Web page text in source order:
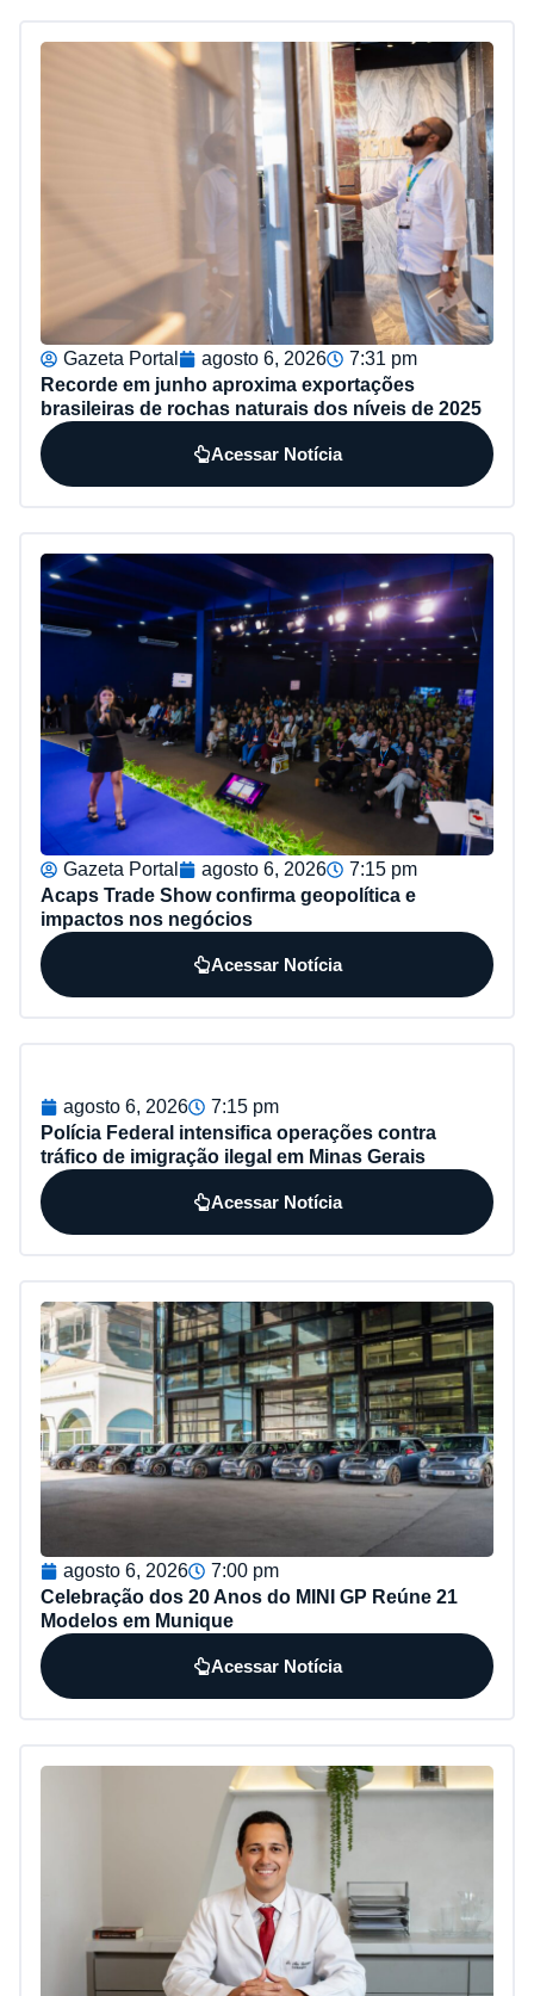
Gazeta Portal agosto 6, 2026
7:31 pm
Recorde em junho aproxima exportações
brasileiras de rochas naturais dos níveis de 2025
Acessar Notícia
Gazeta Portal agosto 6, 2026
7:15 pm
Acaps Trade Show confirma geopolítica e
impactos nos negócios
Acessar Notícia
agosto 6, 2026
7:15 pm
Polícia Federal intensifica operações contra
tráfico de imigração ilegal em Minas Gerais
Acessar Notícia
agosto 6, 2026
7:00 pm
Celebração dos 20 Anos do MINI GP Reúne 21
Modelos em Munique
Acessar Notícia